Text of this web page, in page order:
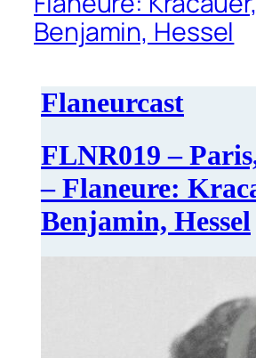
Benjamin, Hessel